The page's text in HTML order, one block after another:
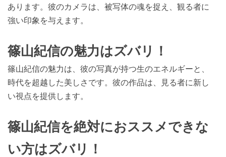
あります。彼のカメラは、被写体の魂を捉え、観る者に
強い印象を与えます。
篠山紀信の魅力はズバリ！
篠山紀信の魅力は、彼の写真が持つ生のエネルギーと、
時代を超越した美しさです。彼の作品は、見る者に新し
い視点を提供します。
篠山紀信を絶対におススメできな
い方はズバリ！